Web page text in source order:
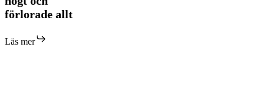
spelade
högt
förlorade
förlorade allt
Läs mer